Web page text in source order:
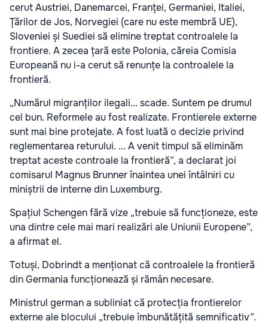
cerut Austriei, Danemarcei, Franței, Germaniei, Italiei,
Țărilor de Jos, Norvegiei (care nu este membră UE),
Sloveniei și Suediei să elimine treptat controalele la
frontiere. A zecea țară este Polonia, căreia Comisia
Europeană nu i-a cerut să renunțe la controalele la
frontieră.
„Numărul migranților ilegali... scade. Suntem pe drumul
cel bun. Reformele au fost realizate. Frontierele externe
sunt mai bine protejate. A fost luată o decizie privind
reglementarea returului. ... A venit timpul să eliminăm
treptat aceste controale la frontieră”, a declarat joi
comisarul Magnus Brunner înaintea unei întâlniri cu
miniștrii de interne din Luxemburg.
Spațiul Schengen fără vize „trebuie să funcționeze, este
una dintre cele mai mari realizări ale Uniunii Europene”,
a afirmat el.
Totuși, Dobrindt a menționat că controalele la frontieră
din Germania funcționează și rămân necesare.
Ministrul german a subliniat că protecția frontierelor
externe ale blocului „trebuie îmbunătățită semnificativ”.